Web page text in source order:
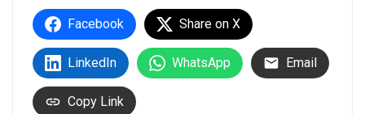
Facebook Share on X
LinkedIn WhatsApp Email
Copy Link